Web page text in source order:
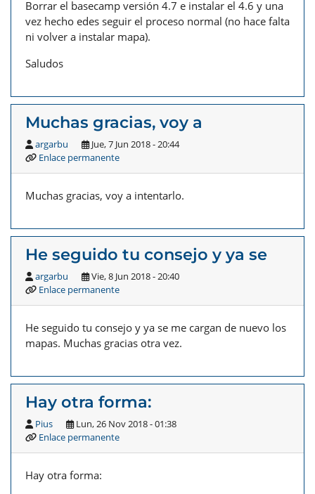
Borrar el basecamp versión 4.7 e instalar el 4.6 y una
vez hecho edes seguir el proceso normal (no hace falta
ni volver a instalar mapa).
Saludos
Muchas gracias, voy a
argarbu
Jue, 7 Jun 2018 - 20:44
Enlace permanente
Muchas gracias, voy a intentarlo.
He seguido tu consejo y ya se
argarbu
Vie, 8 Jun 2018 - 20:40
Enlace permanente
He seguido tu consejo y ya se me cargan de nuevo los
mapas. Muchas gracias otra vez.
Hay otra forma:
Pius
Lun, 26 Nov 2018 - 01:38
Enlace permanente
Hay otra forma: